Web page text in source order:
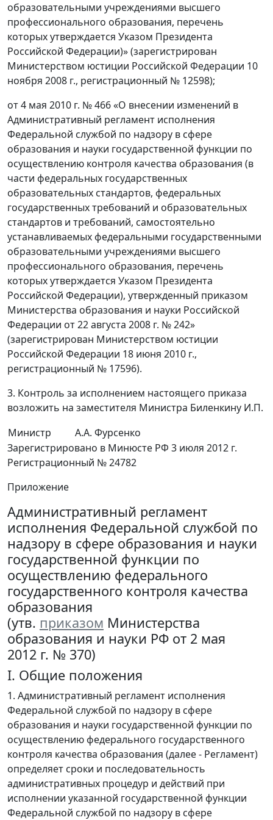
образовательными учреждениями высшего
профессионального образования, перечень
которых утверждается Указом Президента
Российской Федерации)» (зарегистрирован
Министерством юстиции Российской Федерации 10
ноября 2008 г., регистрационный № 12598);
от 4 мая 2010 г. № 466 «О внесении изменений в
Административный регламент исполнения
Федеральной службой по надзору в сфере
образования и науки государственной функции по
осуществлению контроля качества образования (в
части федеральных государственных
образовательных стандартов, федеральных
государственных требований и образовательных
стандартов и требований, самостоятельно
устанавливаемых федеральными государственными
образовательными учреждениями высшего
профессионального образования, перечень
которых утверждается Указом Президента
Российской Федерации), утвержденный приказом
Министерства образования и науки Российской
Федерации от 22 августа 2008 г. № 242»
(зарегистрирован Министерством юстиции
Российской Федерации 18 июня 2010 г.,
регистрационный № 17596).
3. Контроль за исполнением настоящего приказа
возложить на заместителя Министра Биленкину И.П.
Министр
А.А. Фурсенко
Зарегистрировано в Минюсте РФ 3 июля 2012 г.
Регистрационный № 24782
Приложение
Административный регламент
исполнения Федеральной службой по
надзору в сфере образования и науки
государственной функции по
осуществлению федерального
государственного контроля качества
образования
(утв. приказом Министерства
образования и науки РФ от 2 мая
2012 г. № 370)
I. Общие положения
1. Административный регламент исполнения
Федеральной службой по надзору в сфере
образования и науки государственной функции по
осуществлению федерального государственного
контроля качества образования (далее - Регламент)
определяет сроки и последовательность
административных процедур и действий при
исполнении указанной государственной функции
Федеральной службой по надзору в сфере